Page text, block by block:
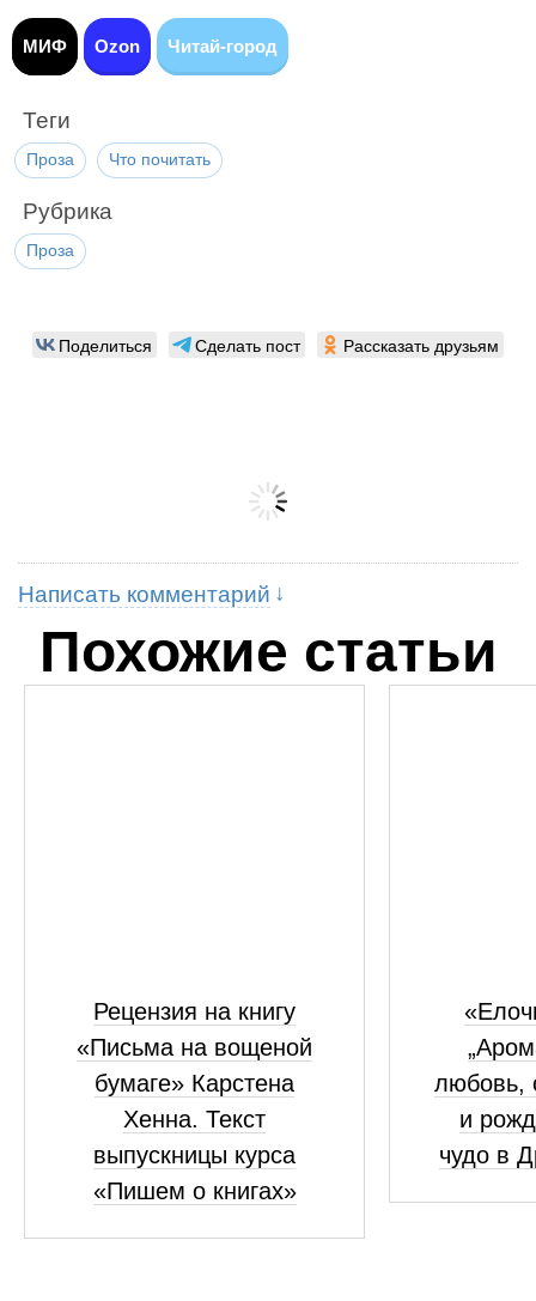
МИФ Ozon Читай-город
Теги
Проза Что почитать
Рубрика
Проза
Поделиться Сделать пост Рассказать друзьям
Написать комментарий
Похожие статьи
Рецензия на книгу
«Письма на вощеной
бумаге» Карстена
Хенна. Текст
выпускницы курса
«Пишем о книгах»
любовь,
и
чудо в